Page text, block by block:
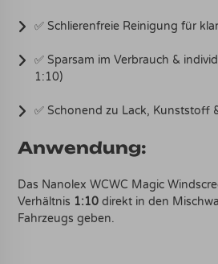
✅ Schlierenfreie Reinigung für
✅ Sparsam im Verbrauch &
1:10)
✅ Schonend zu Lack, Kunststoff
Anwendung:
Das Nanolex WCWC Magic
Verhältnis 1:10 direkt in den
Fahrzeugs geben.